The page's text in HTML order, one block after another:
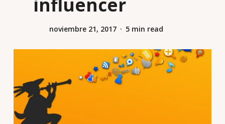
noviembre 21, 2017 5 min read